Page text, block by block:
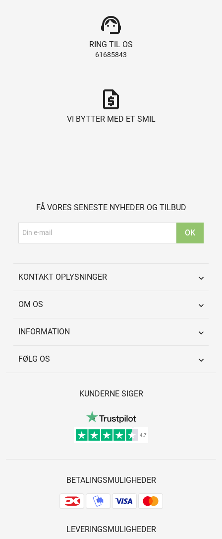
support_agent
RING TIL OS
61685843
request_quote
VI BYTTER MED ET SMIL
FÅ VORES SENESTE NYHEDER OG TILBUD
KONTAKT OPLYSNINGER 
OM OS 
INFORMATION 
FØLG OS 
KUNDERNE SIGER
BETALINGSMULIGHEDER
LEVERINGSMULIGHEDER